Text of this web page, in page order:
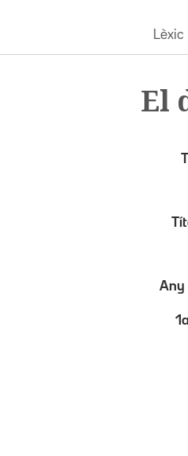
Lèxic
El
Any